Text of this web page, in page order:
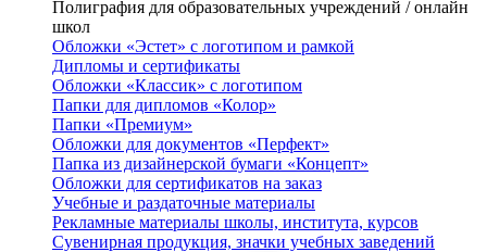
Полиграфия для образовательных учреждений / онлайн
школ
Обложки «Эстет» с логотипом и рамкой
Дипломы и сертификаты
Обложки «Классик» с логотипом
Папки для дипломов «Колор»
Папки «Премиум»
Обложки для документов «Перфект»
Папка из дизайнерской бумаги «Концепт»
Обложки для сертификатов на заказ
Учебные и раздаточные материалы
Рекламные материалы школы, института, курсов
Сувенирная продукция, значки учебных заведений